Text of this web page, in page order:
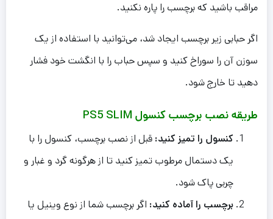
مراقب باشید که برچسب را پاره نکنید.
اگر حبابی زیر برچسب ایجاد شد، می‌توانید با استفاده از یک
سوزن آن را سوراخ کنید و سپس حباب را با انگشت خود فشار
دهید تا خارج شود.
طریقه نصب برچسب کنسول PS5 SLIM
کنسول را تمیز کنید: قبل از نصب برچسب، کنسول را با
یک دستمال مرطوب تمیز کنید تا از هرگونه گرد و غبار و
چربی پاک شود.
برچسب را آماده کنید: اگر برچسب شما از نوع وینیل یا